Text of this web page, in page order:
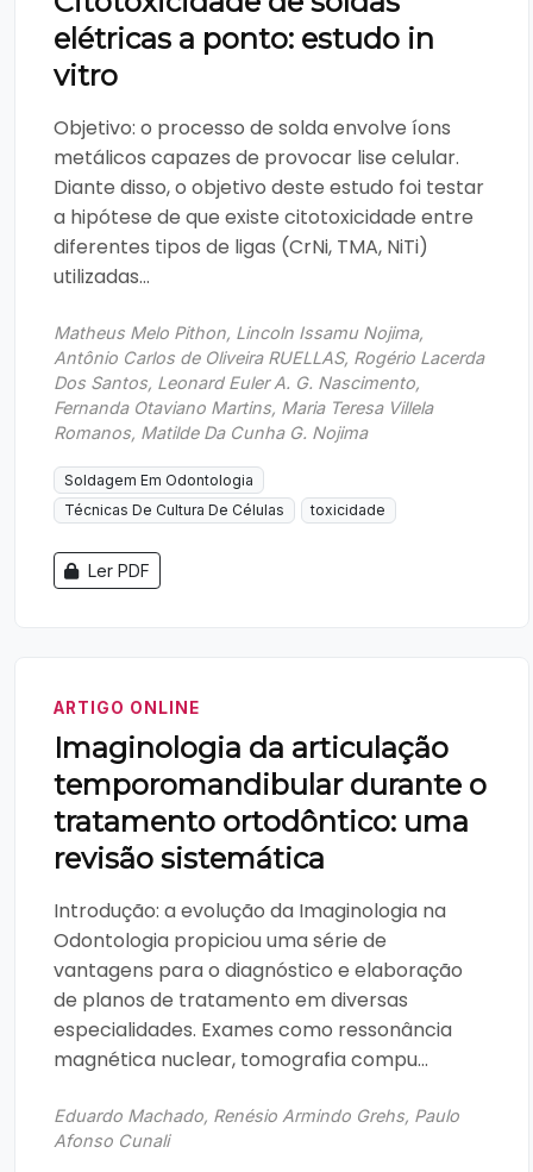
elétricas a ponto: estudo in
vitro
Objetivo: o processo de solda envolve íons
metálicos capazes de provocar lise celular.
Diante disso, o objetivo deste estudo foi testar
a hipótese de que existe citotoxicidade entre
diferentes tipos de ligas (CrNi, TMA, NiTi)
utilizadas...
Matheus Melo Pithon, Lincoln Issamu Nojima,
Antônio Carlos de Oliveira RUELLAS, Rogério Lacerda
Dos Santos, Leonard Euler A. G. Nascimento,
Fernanda Otaviano Martins, Maria Teresa Villela
Romanos, Matilde Da Cunha G. Nojima
Soldagem Em Odontologia
Técnicas De Cultura De Células
toxicidade
Ler PDF
ARTIGO ONLINE
Imaginologia da articulação
temporomandibular durante o
tratamento ortodôntico: uma
revisão sistemática
Introdução: a evolução da Imaginologia na
Odontologia propiciou uma série de
vantagens para o diagnóstico e elaboração
de planos de tratamento em diversas
especialidades. Exames como ressonância
magnética nuclear, tomografia compu...
Eduardo Machado, Renésio Armindo Grehs, Paulo
Afonso Cunali